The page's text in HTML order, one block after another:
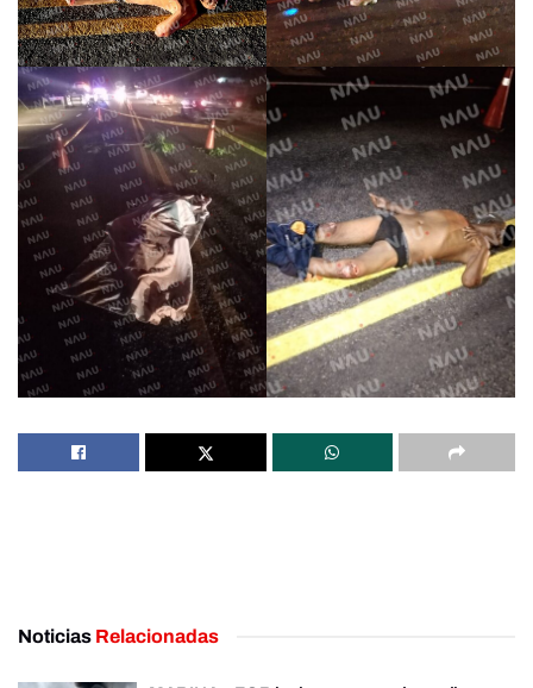
Noticias Relacionadas